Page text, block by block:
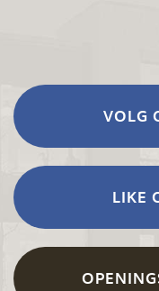
VOLG
LIKE